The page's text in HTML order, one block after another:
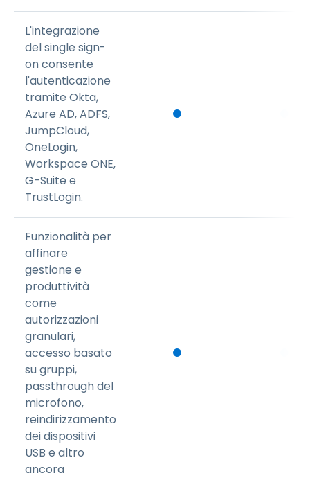
L'integrazione
del single sign-
on consente
l'autenticazione
tramite Okta,
Azure AD, ADFS,
JumpCloud,
OneLogin,
Workspace ONE,
G-Suite e
TrustLogin.
Funzionalità per
affinare
gestione e
produttività
come
autorizzazioni
granulari,
accesso basato
su gruppi,
passthrough del
microfono,
reindirizzamento
dei dispositivi
USB e altro
ancora